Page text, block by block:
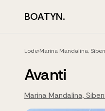
BOATYN.
Lode›Marina Mandalina,
Avanti
Marina Mandalina,